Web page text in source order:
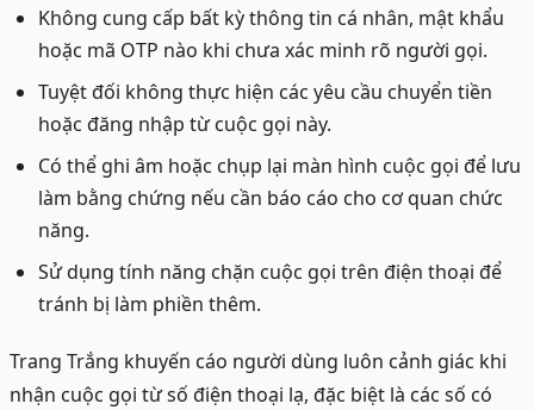
Không cung cấp bất kỳ thông tin cá nhân, mật khẩu
hoặc mã OTP nào khi chưa xác minh rõ người gọi.
Tuyệt đối không thực hiện các yêu cầu chuyển tiền
hoặc đăng nhập từ cuộc gọi này.
Có thể ghi âm hoặc chụp lại màn hình cuộc gọi để lưu
làm bằng chứng nếu cần báo cáo cho cơ quan chức
năng.
Sử dụng tính năng chặn cuộc gọi trên điện thoại để
tránh bị làm phiền thêm.
Trang Trắng khuyến cáo người dùng luôn cảnh giác khi
nhận cuộc gọi từ số điện thoại lạ, đặc biệt là các số có